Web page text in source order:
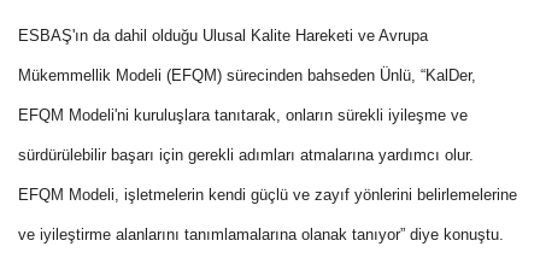
ESBAŞ'ın da dahil olduğu Ulusal Kalite Hareketi ve Avrupa
Mükemmellik Modeli (EFQM) sürecinden bahseden Ünlü, “KalDer,
EFQM Modeli'ni kuruluşlara tanıtarak, onların sürekli iyileşme ve
sürdürülebilir başarı için gerekli adımları atmalarına yardımcı olur.
EFQM Modeli, işletmelerin kendi güçlü ve zayıf yönlerini belirlemelerine
ve iyileştirme alanlarını tanımlamalarına olanak tanıyor” diye konuştu.